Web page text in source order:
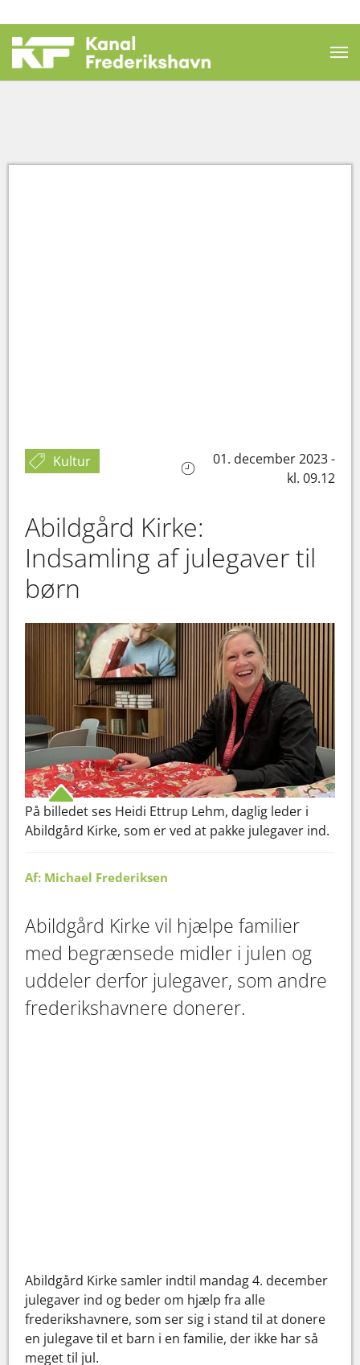
Kultur
01. december 2023 -
kl. 09.12
Abildgård Kirke:
Indsamling af julegaver til
børn
På billedet ses Heidi Ettrup Lehm, daglig leder i
Abildgård Kirke, som er ved at pakke julegaver ind.
Af: Michael Frederiksen
Abildgård Kirke vil hjælpe familier
med begrænsede midler i julen og
uddeler derfor julegaver, som andre
frederikshavnere donerer.
Abildgård Kirke samler indtil mandag 4. december
julegaver ind og beder om hjælp fra alle
frederikshavnere, som ser sig i stand til at donere
en julegave til et barn i en familie, der ikke har så
meget til jul.